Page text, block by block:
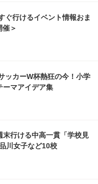
ぐ行けるイベント情報おま
催＞
ッカーW杯熱狂の今！小学
ーマアイデア集
末行ける中高一貫「学校見
川女子など10校